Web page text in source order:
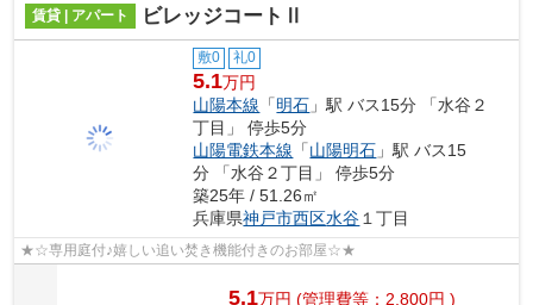
賃貸 | アパート ビレッジコートⅡ
敷0 礼0
5.1万円
山陽本線 「明石 」駅 バス15分 「水谷２
丁目」 停歩5分
山陽電鉄本線 「山陽明石 」駅 バス15
分 「水谷２丁目」 停歩5分
築25年 / 51.26㎡
兵庫県神戸市西区水谷 １丁目
★☆専用庭付♪嬉しい追い焚き機能付きのお部屋☆★
5.1万円 (管理費等：2,800円 )